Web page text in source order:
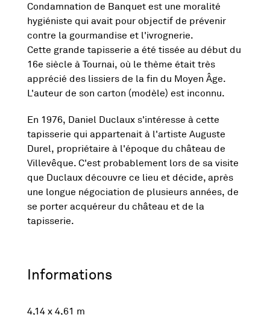
Condamnation de Banquet est une moralité
hygiéniste qui avait pour objectif de prévenir
contre la gourmandise et l'ivrognerie.
Cette grande tapisserie a été tissée au début du
16e siècle à Tournai, où le thème était très
apprécié des lissiers de la fin du Moyen Âge.
L'auteur de son carton (modèle) est inconnu.
En 1976, Daniel Duclaux s'intéresse à cette
tapisserie qui appartenait à l'artiste Auguste
Durel, propriétaire à l'époque du château de
Villevêque. C'est probablement lors de sa visite
que Duclaux découvre ce lieu et décide, après
une longue négociation de plusieurs années, de
se porter acquéreur du château et de la
tapisserie.
Informations
4,14 x 4,61 m